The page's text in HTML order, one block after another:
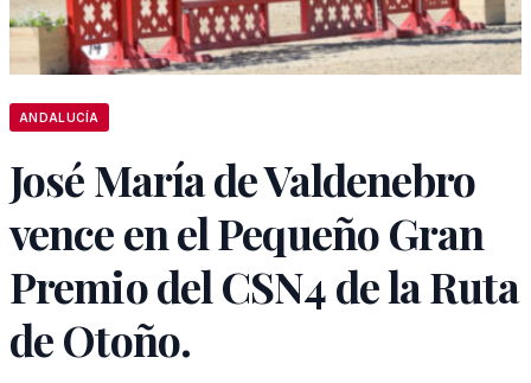
ANDALUCÍA
José María de Valdenebro
vence en el Pequeño Gran
Premio del CSN4 de la Ruta
de Otoño.